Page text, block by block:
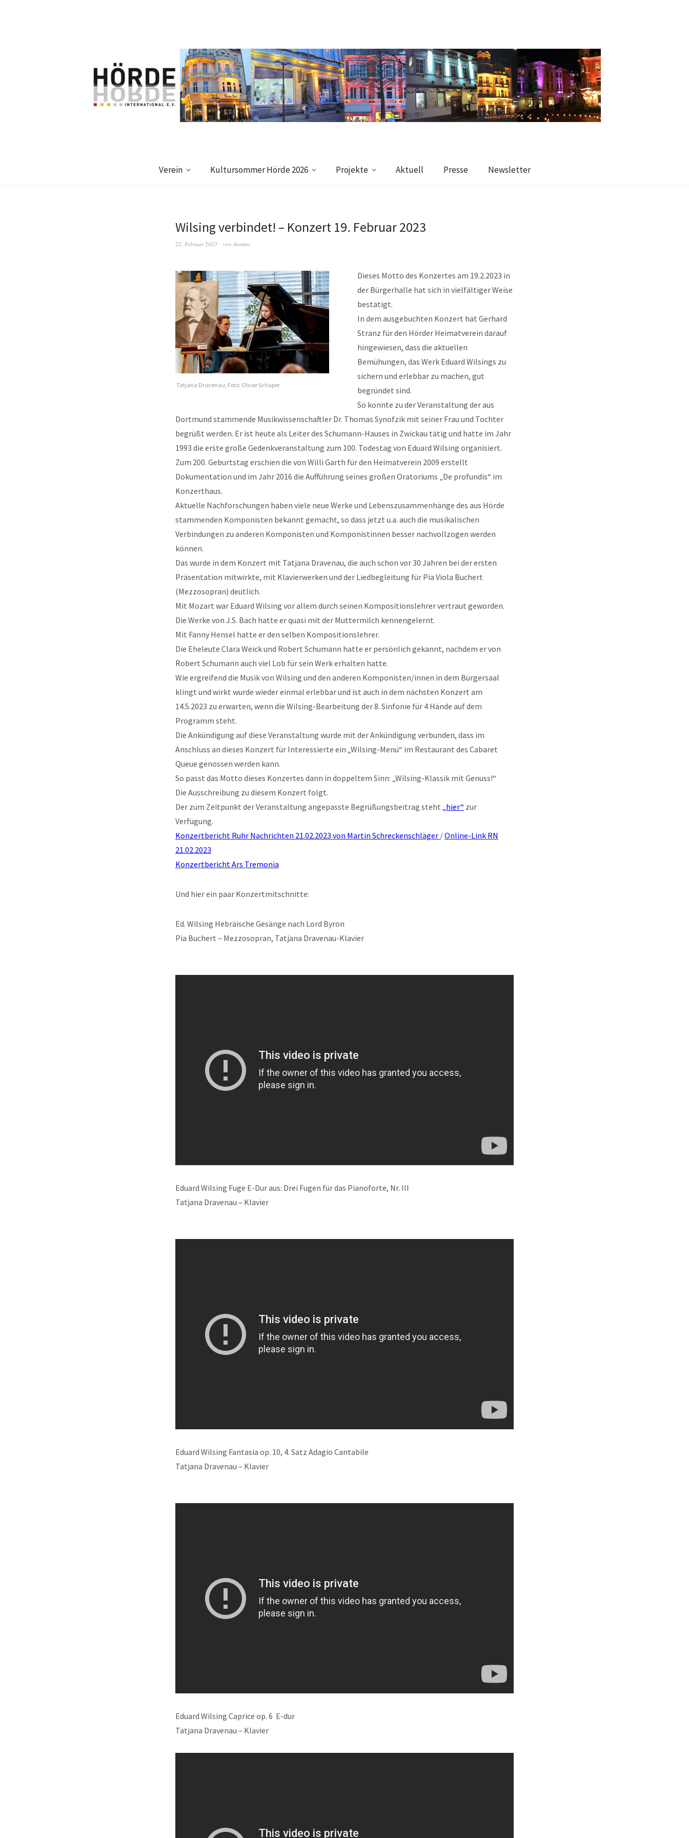
Verein Kultursommer Hörde 2026 Projekte Aktuell Presse Newsletter
Wilsing verbindet! – Konzert 19. Februar 2023
22. Februar 2023 von thomas
Tatjana Dravenau, Foto: Oliver Schaper
Dieses Motto des Konzertes am 19.2.2023 in
der Bürgerhalle hat sich in vielfältiger Weise
bestätigt.
In dem ausgebuchten Konzert hat Gerhard
Stranz für den Hörder Heimatverein darauf
hingewiesen, dass die aktuellen
Bemühungen, das Werk Eduard Wilsings zu
sichern und erlebbar zu machen, gut
begründet sind.
So konnte zu der Veranstaltung der aus
Dortmund stammende Musikwissenschaftler Dr. Thomas Synofzik mit seiner Frau und Tochter
begrüßt werden. Er ist heute als Leiter des Schumann-Hauses in Zwickau tätig und hatte im Jahr
1993 die erste große Gedenkveranstaltung zum 100. Todestag von Eduard Wilsing organisiert.
Zum 200. Geburtstag erschien die von Willi Garth für den Heimatverein 2009 erstellt
Dokumentation und im Jahr 2016 die Aufführung seines großen Oratoriums „De profundis“ im
Konzerthaus.
Aktuelle Nachforschungen haben viele neue Werke und Lebenszusammenhänge des aus Hörde
stammenden Komponisten bekannt gemacht, so dass jetzt u.a. auch die musikalischen
Verbindungen zu anderen Komponisten und Komponistinnen besser nachvollzogen werden
können.
Das wurde in dem Konzert mit Tatjana Dravenau, die auch schon vor 30 Jahren bei der ersten
Präsentation mitwirkte, mit Klavierwerken und der Liedbegleitung für Pia Viola Buchert
(Mezzosopran) deutlich.
Mit Mozart war Eduard Wilsing vor allem durch seinen Kompositionslehrer vertraut geworden.
Die Werke von J.S. Bach hatte er quasi mit der Muttermilch kennengelernt.
Mit Fanny Hensel hatte er den selben Kompositionslehrer.
Die Eheleute Clara Weick und Robert Schumann hatte er persönlich gekannt, nachdem er von
Robert Schumann auch viel Lob für sein Werk erhalten hatte.
Wie ergreifend die Musik von Wilsing und den anderen Komponisten/innen in dem Bürgersaal
klingt und wirkt wurde wieder einmal erlebbar und ist auch in dem nächsten Konzert am
14.5.2023 zu erwarten, wenn die Wilsing-Bearbeitung der 8. Sinfonie für 4 Hände auf dem
Programm steht.
Die Ankündigung auf diese Veranstaltung wurde mit der Ankündigung verbunden, dass im
Anschluss an dieses Konzert für Interessierte ein „Wilsing-Menü“ im Restaurant des Cabaret
Queue genossen werden kann.
So passt das Motto dieses Konzertes dann in doppeltem Sinn: „Wilsing-Klassik mit Genuss!“
Die Ausschreibung zu diesem Konzert folgt.
Der zum Zeitpunkt der Veranstaltung angepasste Begrüßungsbeitrag steht „hier“ zur
Verfügung.
Konzertbericht Ruhr Nachrichten 21.02.2023 von Martin Schreckenschläger /Online-Link RN
21.02.2023
Konzertbericht Ars Tremonia
Und hier ein paar Konzertmitschnitte:
Ed. Wilsing Hebräische Gesänge nach Lord Byron
Pia Buchert – Mezzosopran, Tatjana Dravenau-Klavier
Eduard Wilsing Fuge E-Dur aus: Drei Fugen für das Pianoforte, Nr. III
Tatjana Dravenau – Klavier
Eduard Wilsing Fantasia op. 10, 4. Satz Adagio Cantabile
Tatjana Dravenau – Klavier
Eduard Wilsing Caprice op. 6 E-dur
Tatjana Dravenau – Klavier